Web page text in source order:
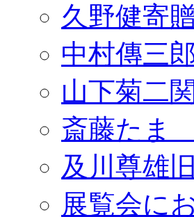
久野健寄
中村傳三
山下菊二
斎藤たま
及川尊雄
展覧会に